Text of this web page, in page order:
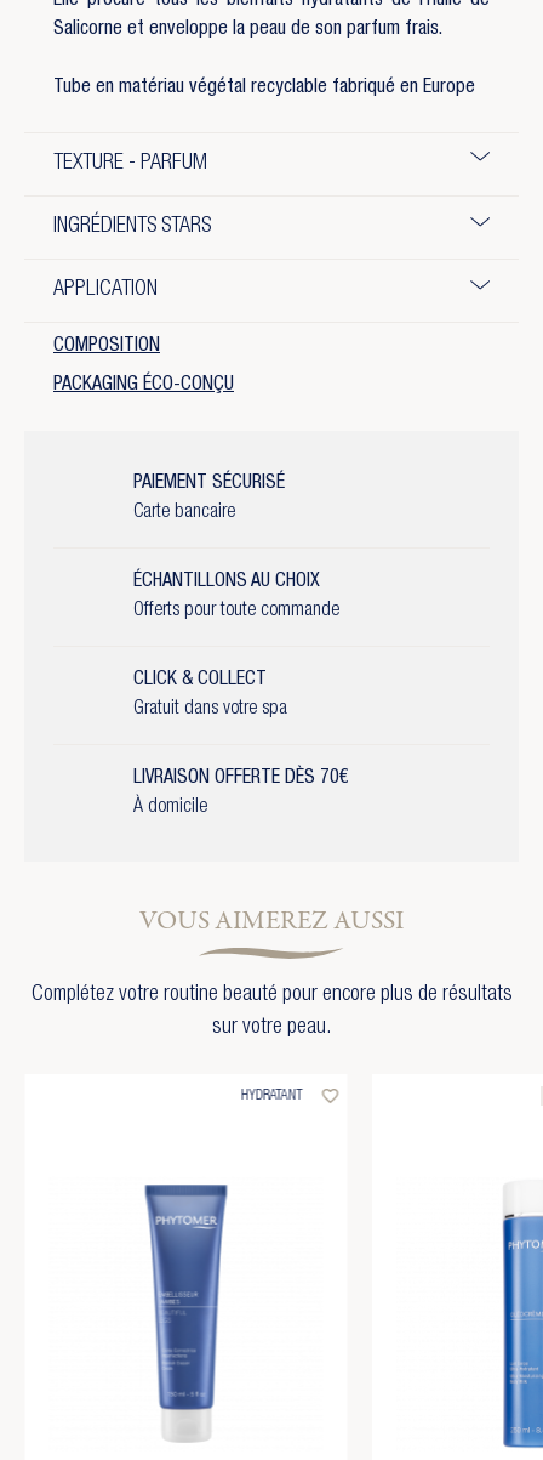
Salicorne et enveloppe la peau de son parfum frais.
Tube en matériau végétal recyclable fabriqué en Europe
TEXTURE - PARFUM
INGRÉDIENTS STARS
APPLICATION
COMPOSITION
PACKAGING ÉCO-CONÇU
PAIEMENT SÉCURISÉ
Carte bancaire
ÉCHANTILLONS AU CHOIX
Offerts pour toute commande
CLICK & COLLECT
Gratuit dans votre spa
LIVRAISON OFFERTE DÈS 70€
À domicile
VOUS AIMEREZ AUSSI
Complétez votre routine beauté pour encore plus de résultats
sur votre peau.
HYDRATANT favorite_border